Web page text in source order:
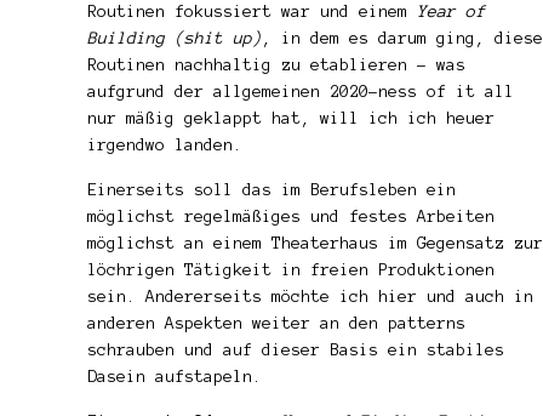
Routinen fokussiert war und einem Year of
Building (shit up) , in dem es darum ging, diese
Routinen nachhaltig zu etablieren – was
aufgrund der allgemeinen 2020-ness of it all
nur mäßig geklappt hat, will ich ich heuer
irgendwo landen.
Einerseits soll das im Berufsleben ein
möglichst regelmäßiges und festes Arbeiten
möglichst an einem Theaterhaus im Gegensatz zur
löchrigen Tätigkeit in freien Produktionen
sein. Andererseits möchte ich hier und auch in
anderen Aspekten weiter an den patterns
schrauben und auf dieser Basis ein stabiles
Dasein aufstapeln.